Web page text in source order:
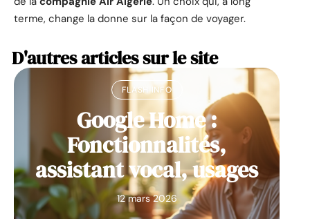
terme, change la donne sur la façon de voyager.
D'autres articles sur le site
FLASH INFO
Google Home :
Fonctionnalités,
assistant vocal, usages
12 mars 2026